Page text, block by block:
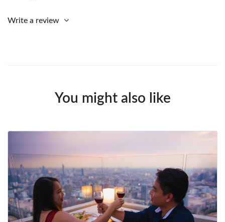
Write a review
You might also like